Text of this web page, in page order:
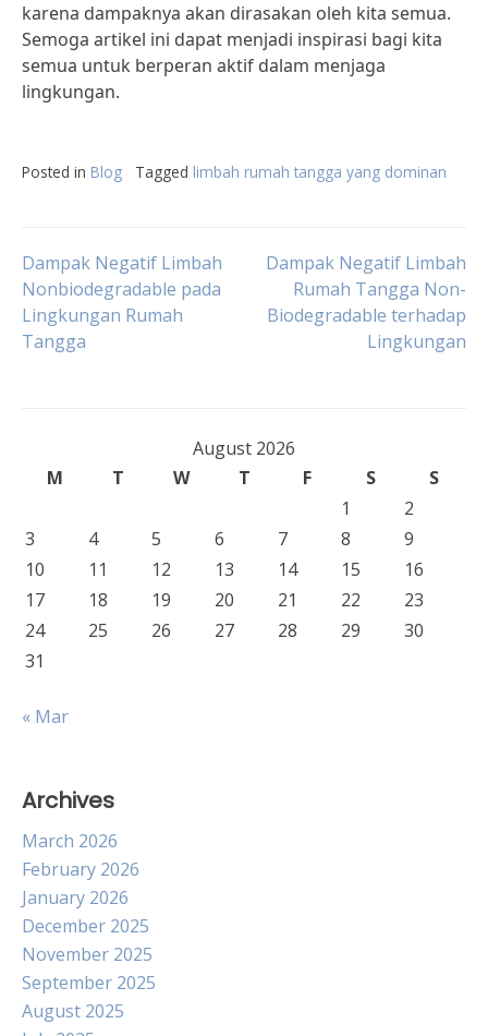
karena dampaknya akan dirasakan oleh kita semua.
Semoga artikel ini dapat menjadi inspirasi bagi kita
semua untuk berperan aktif dalam menjaga
lingkungan.
Posted in Blog Tagged limbah rumah tangga yang dominan
Post
navigation
Dampak Negatif Limbah
Nonbiodegradable pada
Lingkungan Rumah
Tangga
Dampak Negatif Limbah
Rumah Tangga Non-
Biodegradable terhadap
Lingkungan
August 2026
M
T W T F S
S
1
2
3
4 5 6 7 8
9
10
11 12 13 14 15
16
17
18 19 20 21 22
23
24
25 26 27 28 29
30
31
« Mar
Archives
March 2026
February 2026
January 2026
December 2025
November 2025
September 2025
August 2025